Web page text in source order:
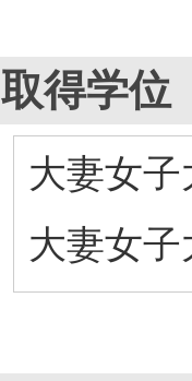
取得学位
大妻女
大妻女